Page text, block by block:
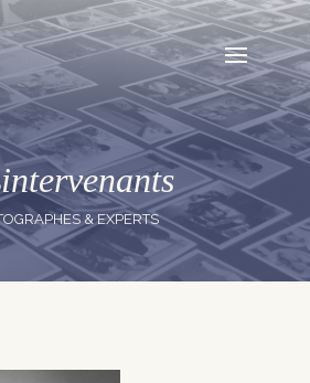
intervenants
& EXPERTS